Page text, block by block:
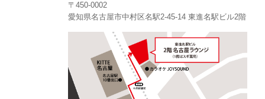
〒450-0002
愛知県名古屋市中村区名駅2-45-14 東進名駅ビル2階